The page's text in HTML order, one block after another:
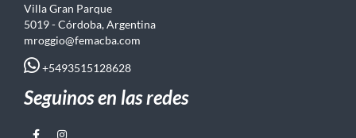
Villa Gran Parque
5019 - Córdoba, Argentina
mroggio@femacba.com
+5493515128628
Seguinos en las redes